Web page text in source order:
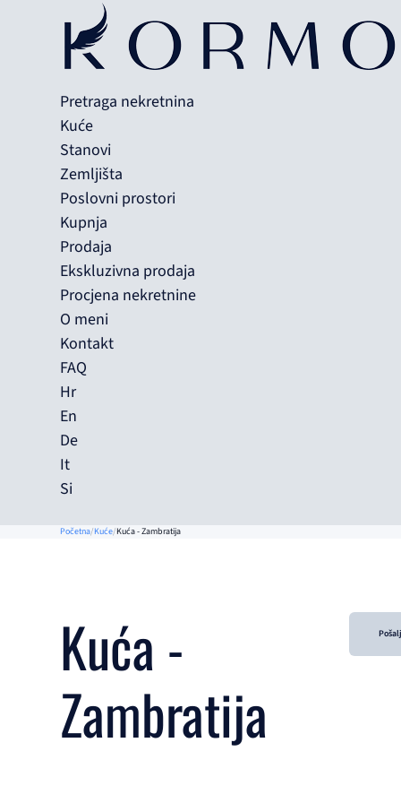
Pretraga nekretnina
Kuće
Stanovi
Zemljišta
Poslovni prostori
Kupnja
Prodaja
Ekskluzivna prodaja
Procjena nekretnine
O meni
Kontakt
FAQ
Hr
En
De
It
Si
Početna Kuće Kuća - Zambratija
Kuća -
Zambratija